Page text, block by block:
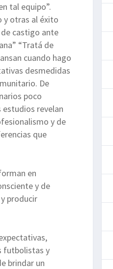
tal equipo”.
y otras al éxito
castigo ante
“Tratá de
cuando hago
desmedidas
De
poco
revelan
y de
que
en
y de
producir
futbolistas y
brindar un